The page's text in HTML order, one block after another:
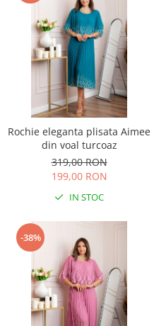
Rochie eleganta plisata Aimee
din voal turcoaz
319,00 RON
199,00 RON
IN STOC
-38%